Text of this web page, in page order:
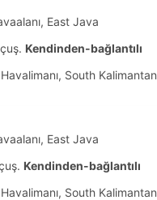
East Java
Kendinden-bağlantılı
South Kalimantan
East Java
Kendinden-bağlantılı
South Kalimantan